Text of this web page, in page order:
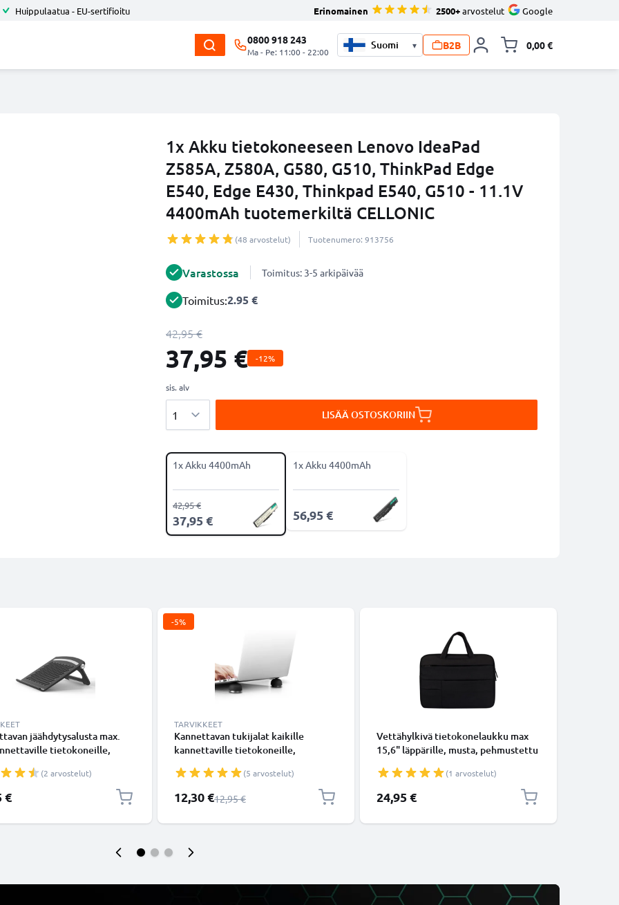
Huippulaatua - EU-sertifioitu Erinomainen 2500+arvostelut Google
0800 918 243
Ma - Pe: 11:00 - 22:00
▾ B2B 0,00 €
1x Akku tietokoneeseen Lenovo IdeaPad
Z585A, Z580A, G580, G510, ThinkPad Edge
E540, Edge E430, Thinkpad E540, G510 - 11.1V
4400mAh tuotemerkiltä CELLONIC
(48 arvostelut) Tuotenumero: 913756
Varastossa Toimitus: 3-5 arkipäivää
Toimitus:2.95 €
42,95 €
37,95 € -12%
sis. alv
LISÄÄ OSTOSKORIIN
1x Akku 4400mAh
37,95 €
42,95 €
1x Akku 4400mAh
56,95 €
jäähdytysalusta max.
tietokoneille,
(2 arvostelut)
€
-5%
TARVIKKEET
Kannettavan tukijalat kaikille
kannettaville tietokoneille,
(5 arvostelut)
Erikoishinta
12,30 €Normaali hinta
12,95 €
Vettähylkivä tietokonelaukku max
15,6" läppärille, musta, pehmustettu
lisätaskuja
(1 arvostelut)
24,95 €